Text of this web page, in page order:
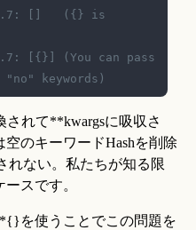
2.7: []   ({} is
[{}] (You can pass
されて**kwargsに吸収さ
のキーワードHashを削除
れない。私たちが知る限
スです。
を使うことでこの問題を